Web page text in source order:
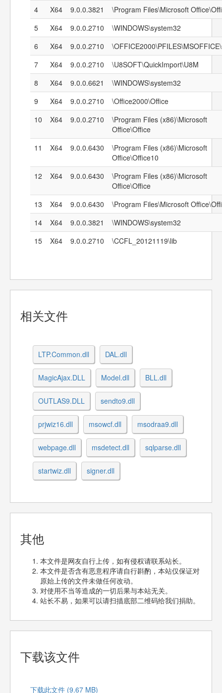
4
X64 9.0.0.3821
\Program Files\Microsoft
5
X64 9.0.0.2710
\WINDOWS\system32
6
X64 9.0.0.2710
7
X64 9.0.0.2710
\U8SOFT\QuickImport\U8M
8
X64 9.0.0.6621
\WINDOWS\system32
9
X64 9.0.0.2710
\Office2000\Office
10
X64 9.0.0.2710
\Program Files (x86)\Microsoft
Office\Office
11
X64 9.0.0.6430
\Program Files (x86)\Microsoft
Office\Office10
12
X64 9.0.0.6430
\Program Files (x86)\Microsoft
Office\Office
13
X64 9.0.0.6430
\Program Files\Microsoft
14
X64 9.0.0.3821
\WINDOWS\system32
15
X64 9.0.0.2710 \CCFL_20121119\lib
相关文件
LTP.Common.dll DAL.dll
MagicAjax.DLL Model.dll BLL.dll
OUTLAS9.DLL sendto9.dll
prjwiz16.dll msowcf.dll msodraa9.dll
webpage.dll msdetect.dll sqlparse.dll
startwiz.dll signer.dll
其他
本文件是网友自行上传，如有侵权请联系站长。
本文件是否含有恶意程序请自行斟酌，本站仅保证对
原始上传的文件未做任何改动。
对使用不当等造成的一切后果与本站无关。
站长不易，如果可以请扫描底部二维码给我们捐助。
下载该文件
下载此文件 (9.67 MB)